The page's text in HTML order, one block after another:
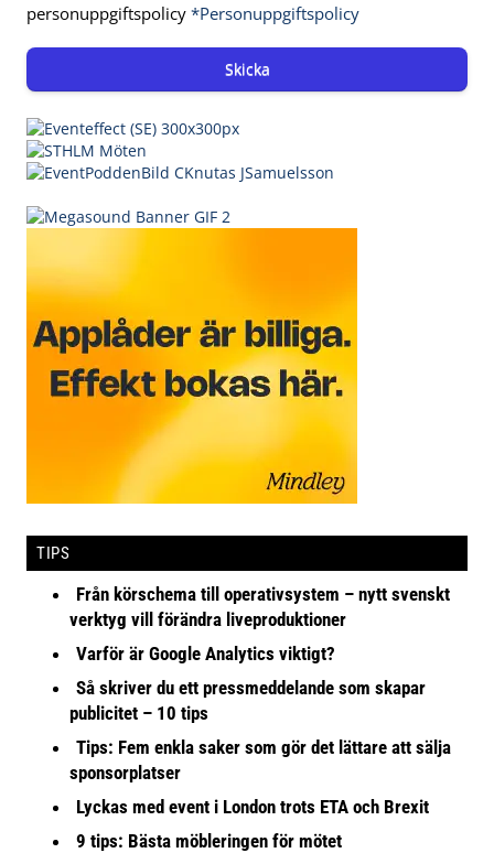
personuppgiftspolicy *Personuppgiftspolicy
Skicka
TIPS
Från körschema till operativsystem – nytt svenskt
verktyg vill förändra liveproduktioner
Varför är Google Analytics viktigt?
Så skriver du ett pressmeddelande som skapar
publicitet – 10 tips
Tips: Fem enkla saker som gör det lättare att sälja
sponsorplatser
Lyckas med event i London trots ETA och Brexit
9 tips: Bästa möbleringen för mötet